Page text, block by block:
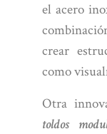
el acero
crear
como
Otra
toldos